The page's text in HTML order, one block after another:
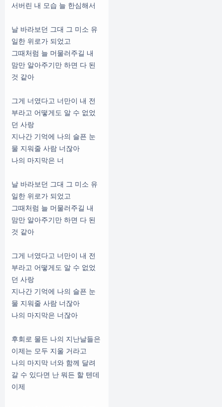
서버린 내 모습 늘 한심해서
날 바라보던 그대 그 미소 유
일한 위로가 되었고
그때처럼 늘 머물러주길 내
맘만 알아주기만 하면 다 된
것 같아
그게 너였다고 너만이 내 전
부라고 어떻게도 알 수 없었
던 사랑
지나간 기억에 나의 슬픈 눈
물 지워줄 사람 너잖아
나의 마지막은 너
날 바라보던 그대 그 미소 유
일한 위로가 되었고
그때처럼 늘 머물러주길 내
맘만 알아주기만 하면 다 된
것 같아
그게 너였다고 너만이 내 전
부라고 어떻게도 알 수 없었
던 사랑
지나간 기억에 나의 슬픈 눈
물 지워줄 사람 너잖아
나의 마지막은 너잖아
후회로 물든 나의 지난날들은
이제는 모두 지울 거라고
나의 마지막 너와 함께 달려
갈 수 있다면 난 뭐든 할 텐데
이제